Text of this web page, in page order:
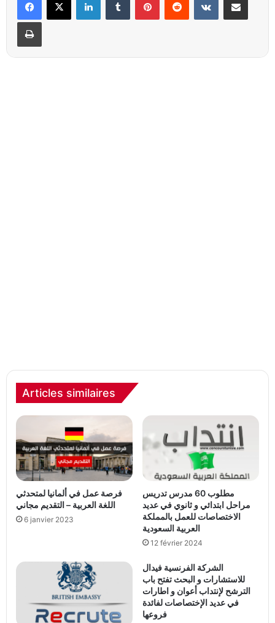
Imprimer
Articles similaires
فرصة عمل في ألمانيا لمتحدثي
اللغة العربية – التقديم مجاني
6 janvier 2023
مطلوب 60 مدرس تدريس
مراحل ابتدائي و ثانوي في عديد
الاختصاصات للعمل بالمملكة
العربية السعودية
12 février 2024
الشركة الفرنسية فيدال
للاستشارات و البحث تفتح باب
الترشح لإنتداب أعوان و اطارات
في عديد الإختصاصات لفائدة
فروعها